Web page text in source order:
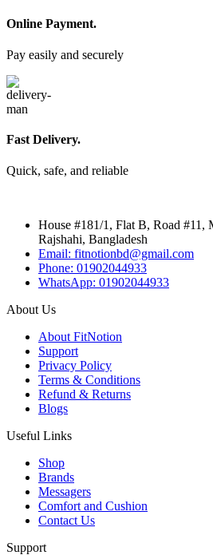
Online Payment.
Pay easily and securely
Fast Delivery.
Quick, safe, and reliable
House #181/1, Flat B, Road #11,
Rajshahi, Bangladesh
Email: fitnotionbd@gmail.com
Phone: 01902044933
WhatsApp: 01902044933
About Us
About FitNotion
Support
Privacy Policy
Terms & Conditions
Refund & Returns
Blogs
Useful Links
Shop
Brands
Messagers
Comfort and Cushion
Contact Us
Support